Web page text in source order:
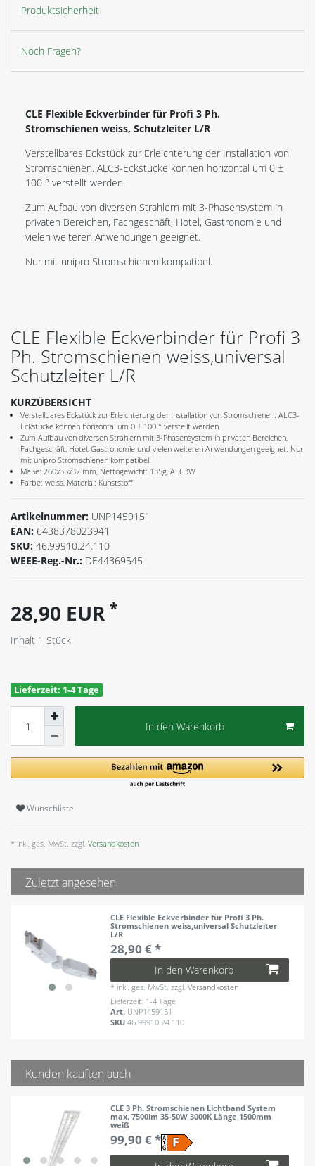
Produktsicherheit
Noch Fragen?
CLE Flexible Eckverbinder für Profi 3 Ph.
Stromschienen weiss, Schutzleiter L/R
Verstellbares Eckstück zur Erleichterung der Installation von
Stromschienen. ALC3-Eckstücke können horizontal um 0 ±
100 ° verstellt werden.
Zum Aufbau von diversen Strahlern mit 3-Phasensystem in
privaten Bereichen, Fachgeschäft, Hotel, Gastronomie und
vielen weiteren Anwendungen geeignet.
Nur mit unipro Stromschienen kompatibel.
CLE Flexible Eckverbinder für Profi 3
Ph. Stromschienen weiss,universal
Schutzleiter L/R
KURZÜBERSICHT
Verstellbares Eckstück zur Erleichterung der Installation von Stromschienen. ALC3-
Eckstücke können horizontal um 0 ± 100 ° verstellt werden.
Zum Aufbau von diversen Strahlern mit 3-Phasensystem in privaten Bereichen,
Fachgeschäft, Hotel, Gastronomie und vielen weiteren Anwendungen geeignet. Nur
mit unipro Stromschienen kompatibel.
Maße: 260x35x32 mm, Nettogewicht: 135g, ALC3W
Farbe: weiss, Material: Kunststoff
Artikelnummer: UNP1459151
EAN: 6438378023941
SKU: 46.99910.24.110
WEEE-Reg.-Nr.: DE44369545
28,90 EUR *
Inhalt 1 Stück
Lieferzeit: 1-4 Tage
In den Warenkorb
Wunschliste
* inkl. ges. MwSt. zzgl. Versandkosten
Zuletzt angesehen
CLE Flexible Eckverbinder für Profi 3 Ph.
Stromschienen weiss,universal Schutzleiter
L/R
28,90 € *
In den Warenkorb
* inkl. ges. MwSt. zzgl.Versandkosten
Lieferzeit: 1-4 Tage
Art. UNP1459151
SKU46.99910.24.110
Kunden kauften auch
CLE 3 Ph. Stromschienen Lichtband System
max. 7500lm 35-50W 3000K Länge 1500mm
weiß
99,90 € *